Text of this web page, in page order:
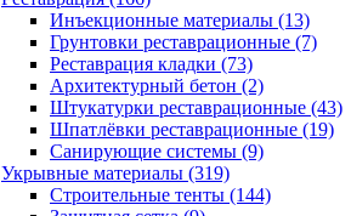
Инъекционные материалы (13)
Грунтовки реставрационные (7)
Реставрация кладки (73)
Архитектурный бетон (2)
Штукатурки реставрационные (43)
Шпатлёвки реставрационные (19)
Санирующие системы (9)
Укрывные материалы (319)
Строительные тенты (144)